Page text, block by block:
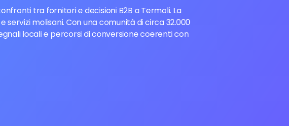
tra fornitori e decisioni B2B a Termoli. La
molisani. Con una comunità di circa 32.000
locali e percorsi di conversione coerenti con